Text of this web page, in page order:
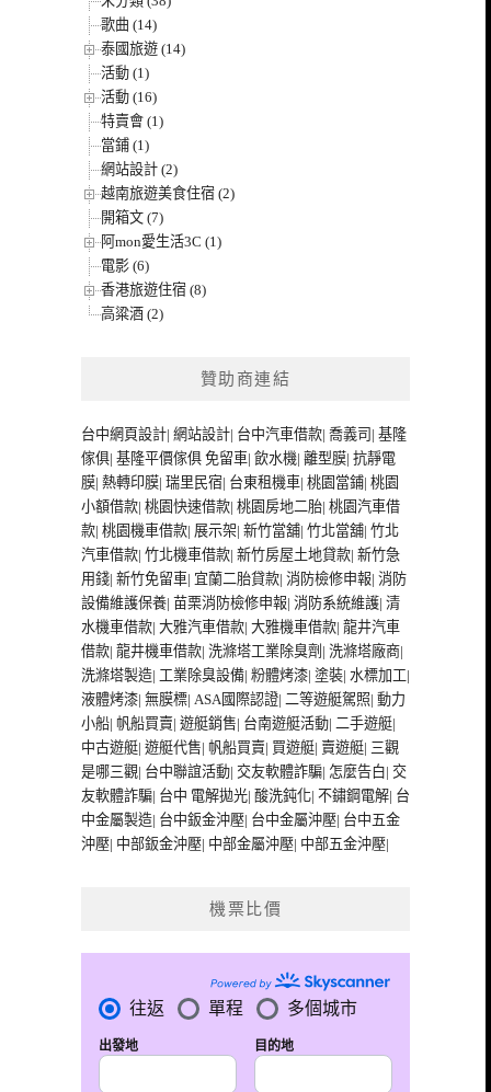
歌曲 (14)
泰國旅遊 (14)
活動 (1)
活動 (16)
特賣會 (1)
當鋪 (1)
網站設計 (2)
越南旅遊美食住宿 (2)
開箱文 (7)
阿mon愛生活3C (1)
電影 (6)
香港旅遊住宿 (8)
高粱酒 (2)
贊助商連結
台中網頁設計| 網站設計| 台中汽車借款| 喬義司 | 基隆
傢俱| 基隆平價傢俱 免留車| 飲水機| 離型膜| 抗靜電
膜| 熱轉印膜| 瑞里民宿| 台東租機車| 桃園當鋪| 桃園
小額借款| 桃園快速借款| 桃園房地二胎| 桃園汽車借
款| 桃園機車借款| 展示架| 新竹當舖| 竹北當舖| 竹北
汽車借款| 竹北機車借款| 新竹房屋土地貸款| 新竹急
用錢| 新竹免留車| 宜蘭二胎貸款| 消防檢修申報| 消防
設備維護保養| 苗栗消防檢修申報| 消防系統維護| 清
水機車借款| 大雅汽車借款| 大雅機車借款| 龍井汽車
借款| 龍井機車借款| 洗滌塔工業除臭劑 | 洗滌塔廠商|
洗滌塔製造| 工業除臭設備| 粉體烤漆| 塗裝| 水標加工|
液體烤漆| 無膜標| ASA國際認證| 二等遊艇駕照| 動力
小船| 帆船買賣| 遊艇銷售| 台南遊艇活動| 二手遊艇|
中古遊艇| 遊艇代售| 帆船買賣| 買遊艇| 賣遊艇| 三觀
是哪三觀| 台中聯誼活動| 交友軟體詐騙| 怎麼告白| 交
友軟體詐騙| 台中 電解拋光| 酸洗鈍化| 不鏽鋼電解| 台
中金屬製造| 台中鈑金沖壓| 台中金屬沖壓| 台中五金
沖壓| 中部鈑金沖壓| 中部金屬沖壓| 中部五金沖壓|
機票比價